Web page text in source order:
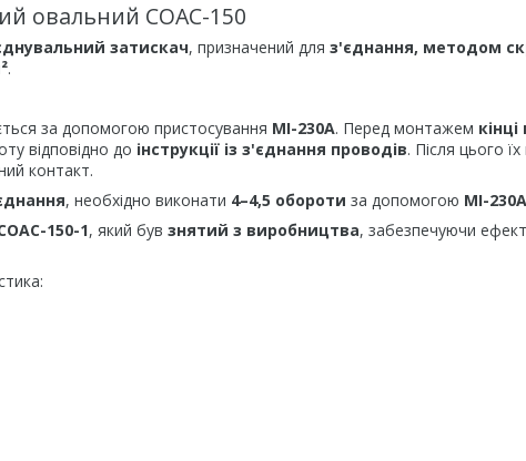
овальний СОАС-150
затискач, призначений для з'єднання, методом
.
за допомогою пристосування МІ-230А. Перед монтажем
відповідно до інструкції із з'єднання проводів. Після цього
контакт.
, необхідно виконати 4–4,5 обороти за допомогою МІ-230А
150-1, який був знятий з виробництва, забезпечуючи